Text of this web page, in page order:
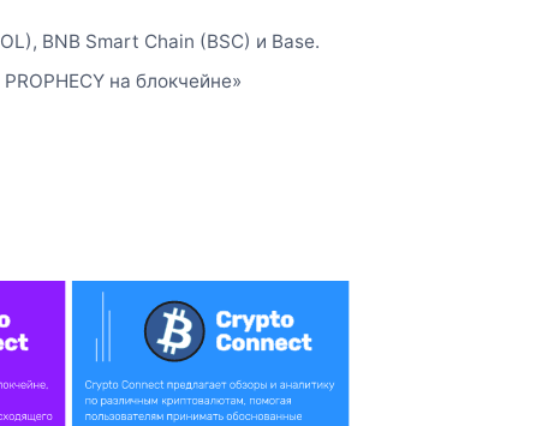
BNB Smart Chain (BSC) и Base.
на блокчейне»